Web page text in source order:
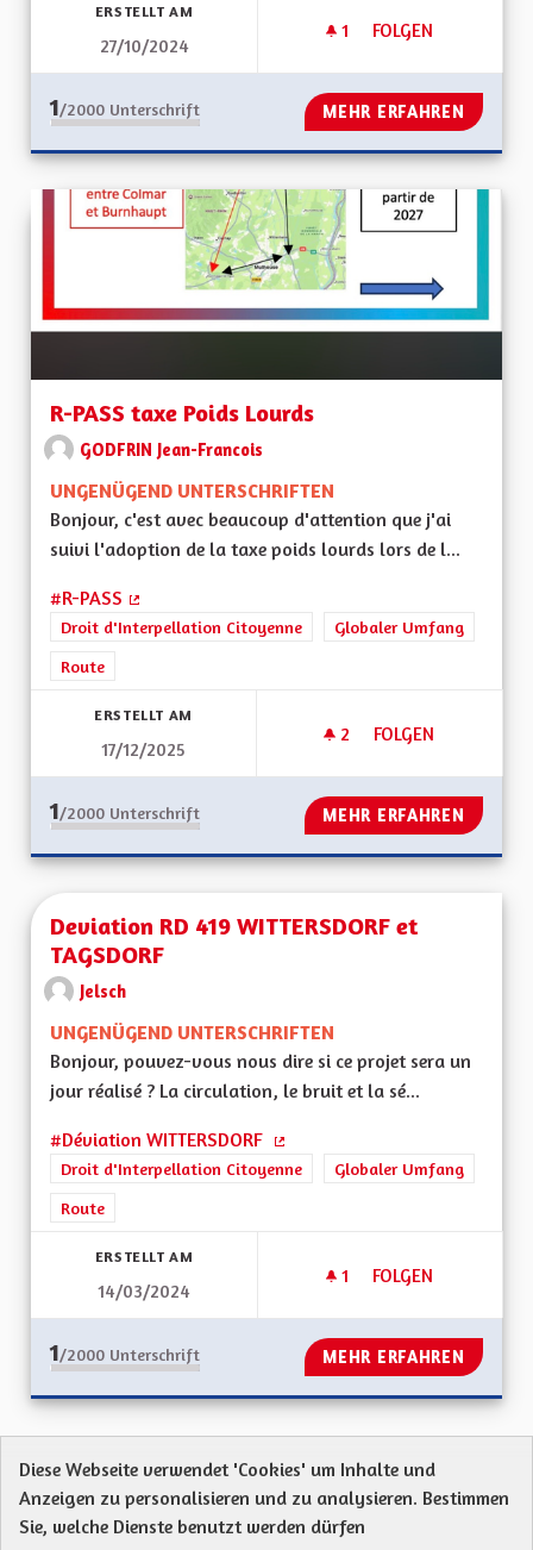
ERSTELLT AM
27/10/2024
1 1 FOLLOWER
FOLGEN
ECO TOURISME
1/2000 Unterschrift MEHR ERFAHREN
R-PASS taxe Poids Lourds
GODFRIN Jean-Francois
UNGENÜGEND UNTERSCHRIFTEN
Bonjour, c'est avec beaucoup d'attention que j'ai
suivi l'adoption de la taxe poids lourds lors de l...
#R-PASS
(Externer Link)
Droit d'Interpellation Citoyenne
Globaler Umfang
Route
ERSTELLT AM
17/12/2025
2 2 FOLLOWER
FOLGEN
R-PASS TAXE
1/2000 Unterschrift MEHR ERFAHREN
Deviation RD 419 WITTERSDORF et
TAGSDORF
Jelsch
UNGENÜGEND UNTERSCHRIFTEN
Bonjour, pouvez-vous nous dire si ce projet sera un
jour réalisé ? La circulation, le bruit et la sé...
#Déviation WITTERSDORF
(Externer Link)
Droit d'Interpellation Citoyenne
Globaler Umfang
Route
ERSTELLT AM
14/03/2024
1 1 FOLLOWER
FOLGEN
DEVIATION RD
1/2000 Unterschrift MEHR ERFAHREN
Protection des Données
Charte de contribution
Mentions légales
Was sind Gremien?
Diese Webseite verwendet 'Cookies' um Inhalte und
Anzeigen zu personalisieren und zu analysieren. Bestimmen
Sie, welche Dienste benutzt werden dürfen